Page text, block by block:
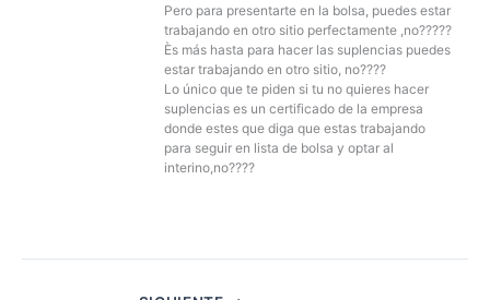
Pero para presentarte en la bolsa, puedes estar
trabajando en otro sitio perfectamente ,no?????
Ès más hasta para hacer las suplencias puedes
estar trabajando en otro sitio, no????
Lo único que te piden si tu no quieres hacer
suplencias es un certificado de la empresa
donde estes que diga que estas trabajando
para seguir en lista de bolsa y optar al
interino,no????